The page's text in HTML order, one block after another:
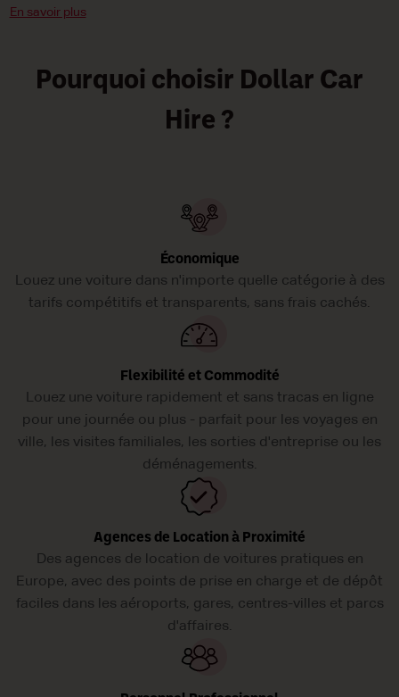
location à l’aéroport de Francfort selon les moments de la journée,
En savoir plus
Pourquoi choisir Dollar Car
Hire ?
Économique
Louez une voiture dans n'importe quelle catégorie à des
tarifs compétitifs et transparents, sans frais cachés.
Flexibilité et Commodité
Louez une voiture rapidement et sans tracas en ligne
pour une journée ou plus - parfait pour les voyages en
ville, les visites familiales, les sorties d'entreprise ou les
déménagements.
Agences de Location à Proximité
Des agences de location de voitures pratiques en
Europe, avec des points de prise en charge et de dépôt
faciles dans les aéroports, gares, centres-villes et parcs
d'affaires.